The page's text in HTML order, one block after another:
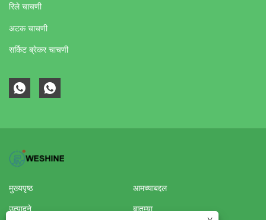
रिले चाचणी
अटक चाचणी
सर्किट ब्रेकर चाचणी
मुख्यपृष्ठ
आमच्याबद्दल
उत्पादने
बातम्या